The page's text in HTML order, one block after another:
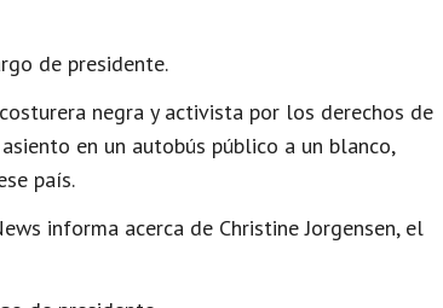
de presidente.
negra y activista por los derechos de
en un autobús público a un blanco,
país.
informa acerca de Christine Jorgensen, el